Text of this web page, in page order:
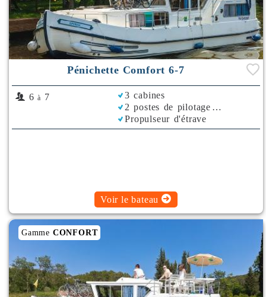
Pénichette Comfort 6-7
6 à 7
3 cabines
2 postes de pilotage
Propulseur d'étrave
Voir le bateau
Gamme CONFORT